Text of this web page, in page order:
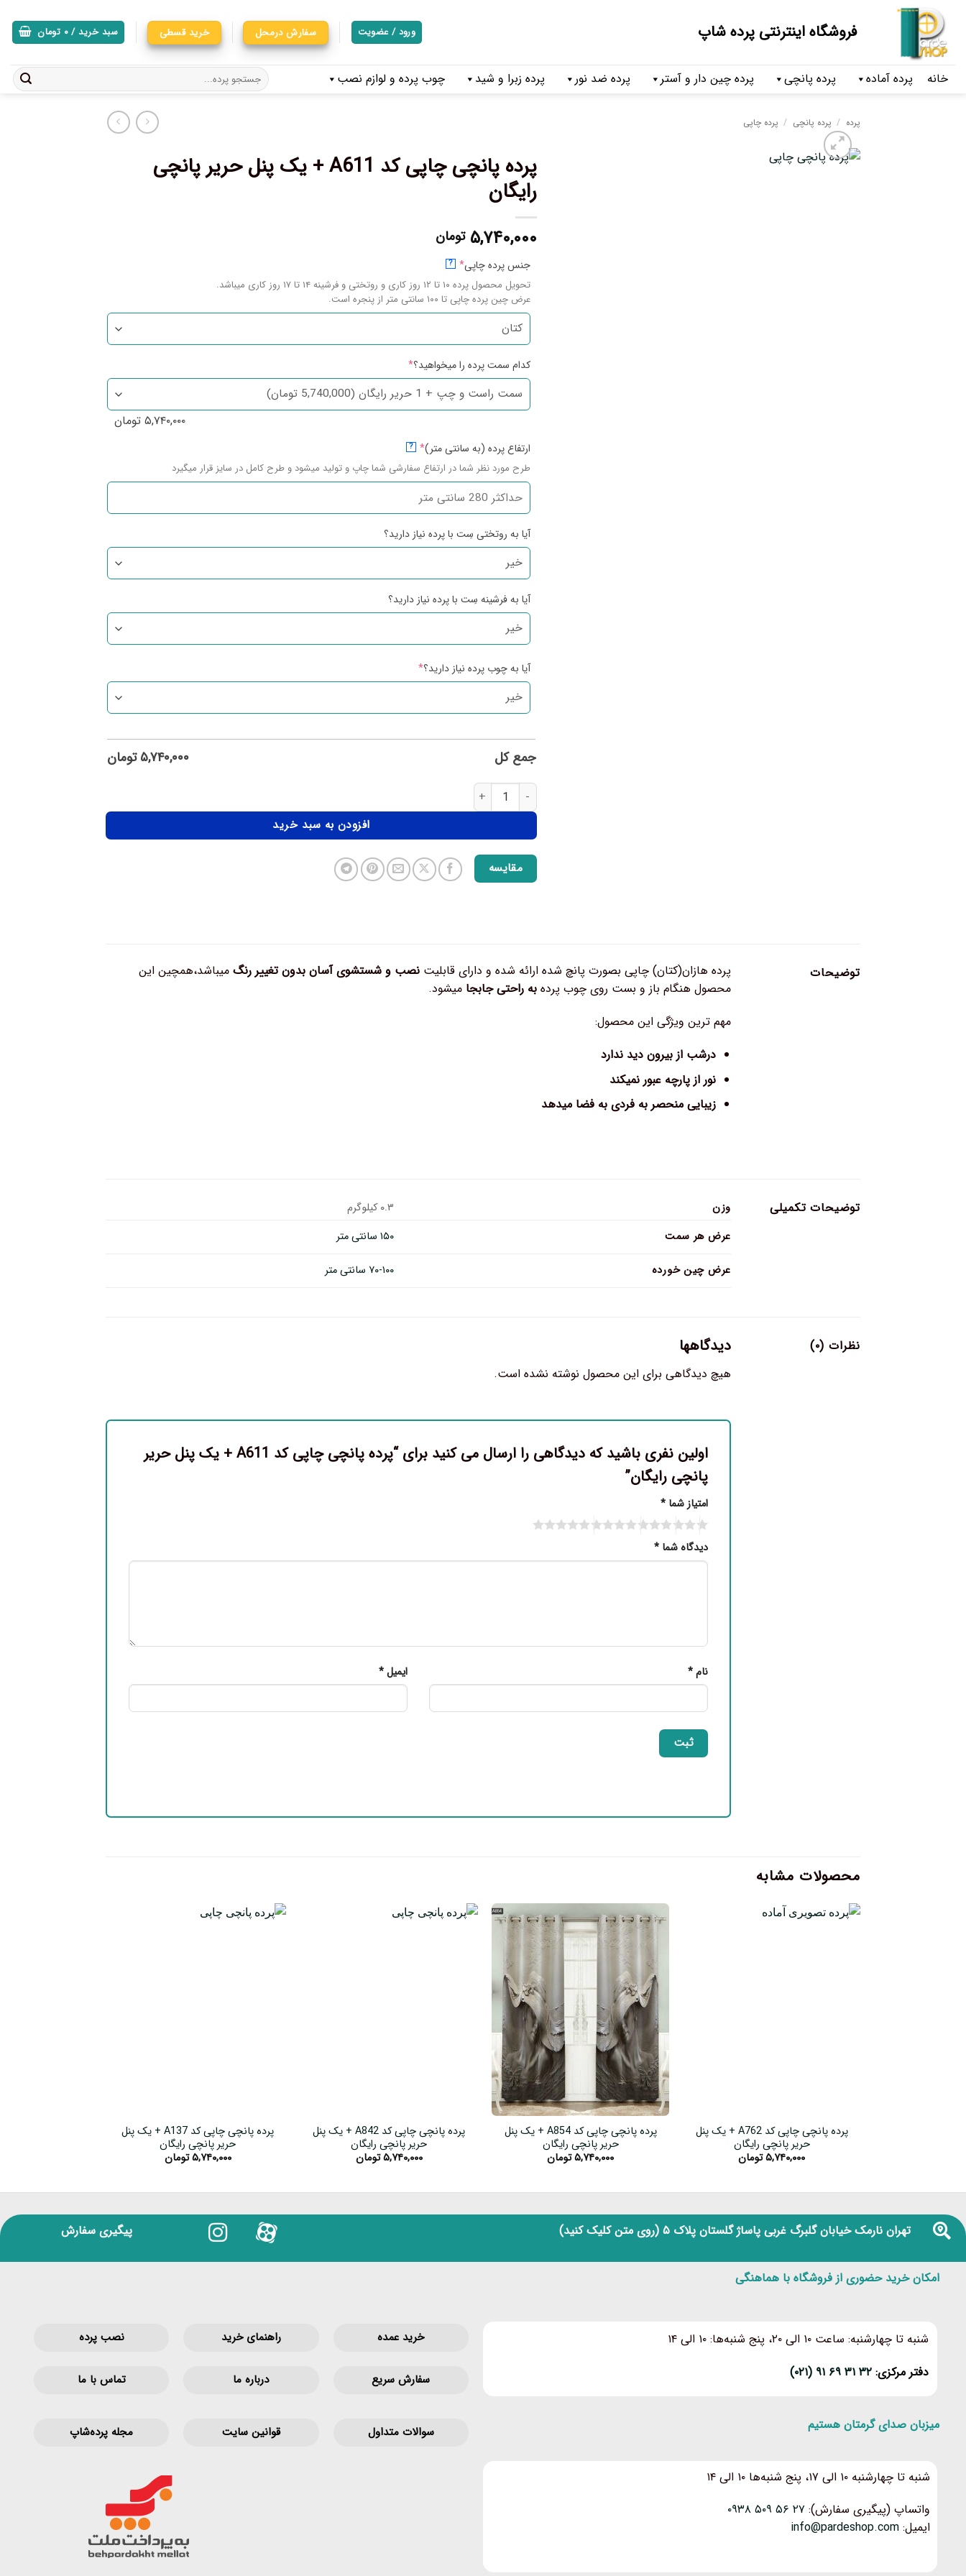
فروشگاه اینترنتی پرده شاپ ورود / عضویت سفارش درمحل خرید قسطی سبد خرید / ۰ تومان
خانه پرده آماده پرده پانچی پرده چین دار و آستر پرده ضد نور پرده زبرا و شید چوب پرده و لوازم نصب
پرده / پرده پانچی / پرده چاپی
پرده پانچی چاپی کد A611 + یک پنل حریر پانچی
رایگان
۵,۷۴۰,۰۰۰ تومان
جنس پرده چاپی*
?
تحویل محصول پرده ۱۰ تا ۱۲ روز کاری و روتختی و فرشینه ۱۴ تا ۱۷ روز کاری میباشد.
عرض چین پرده چاپی تا ۱۰۰ سانتی متر از پنجره است.
کدام سمت پرده را میخواهید؟*
۵,۷۴۰,۰۰۰ تومان
ارتفاع پرده (به سانتی متر)*
?
طرح مورد نظر شما در ارتفاع سفارشی شما چاپ و تولید میشود و طرح کامل در سایز قرار میگیرد
آیا به روتختی سِت با پرده نیاز دارید؟
آیا به فرشینه سِت با پرده نیاز دارید؟
آیا به چوب پرده نیاز دارید؟*
جمع کل ۵,۷۴۰,۰۰۰ تومان
افزودن به سبد خرید
مقایسه
توضیحات پرده هازان(کتان) چاپی بصورت پانچ شده ارائه شده و دارای قابلیت نصب و شستشوی آسان بدون تغییر رنگ میباشد،همچین این
محصول هنگام باز و بست روی چوب پرده به راحتی جابجا میشود.
مهم ترین ویژگی این محصول:
درشب از بیرون دید ندارد
نور از پارچه عبور نمیکند
زیبایی منحصر به فردی به فضا میدهد
توضیحات تکمیلی وزن
۰.۳ کیلوگرم
عرض هر سمت
۱۵۰ سانتی متر
عرض چین خورده ۷۰-۱۰۰ سانتی متر
نظرات (۰) دیدگاهها
هیچ دیدگاهی برای این محصول نوشته نشده است.
اولین نفری باشید که دیدگاهی را ارسال می کنید برای “پرده پانچی چاپی کد A611 + یک پنل حریر
پانچی رایگان”
امتیاز شما *
دیدگاه شما *
نام* ایمیل*
محصولات مشابه
پرده پانچی چاپی کد A762 + یک پنل
حریر پانچی رایگان
۵,۷۴۰,۰۰۰تومان
پرده پانچی چاپی کد A854 + یک پنل
حریر پانچی رایگان
۵,۷۴۰,۰۰۰تومان
پرده پانچی چاپی کد A842 + یک پنل
حریر پانچی رایگان
۵,۷۴۰,۰۰۰تومان
پرده پانچی چاپی کد A137 + یک پنل
حریر پانچی رایگان
۵,۷۴۰,۰۰۰تومان
تهران نارمک خیابان گلبرگ غربی پاساژ گلستان پلاک ۵ (روی متن کلیک کنید) پیگیری سفارش
امکان خرید حضوری از فروشگاه با هماهنگی
شنبه تا چهارشنبه: ساعت ۱۰ الی ۲۰، پنج شنبه‌ها: ۱۰ الی ۱۴
دفتر مرکزی:۳۲ ۳۱ ۶۹ ۹۱ (۰۲۱)
خرید عمده راهنمای خرید نصب پرده
سفارش سریع درباره ما تماس با ما
میزبان صدای گرمتان هستیم سوالات متداول قوانین‌ سایت مجله پرده‌شاپ
شنبه تا چهارشنبه ۱۰ الی ۱۷، پنج شنبه‌ها ۱۰ الی ۱۴
واتساپ (پیگیری سفارش): ۲۷ ۵۶ ۵۰۹ ۰۹۳۸
ایمیل: info@pardeshop.com